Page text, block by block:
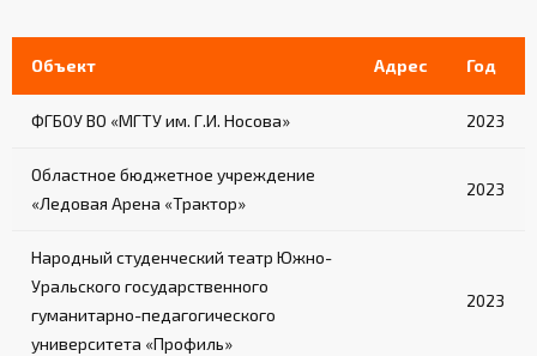
Объект Адрес Год
ФГБОУ ВО «МГТУ им. Г.И. Носова» 2023
Областное бюджетное учреждение
«Ледовая Арена «Трактор»
2023
Народный студенческий театр Южно-
Уральского государственного
гуманитарно-педагогического
университета «Профиль»
2023